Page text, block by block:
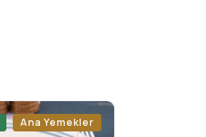
Ana Yemekler